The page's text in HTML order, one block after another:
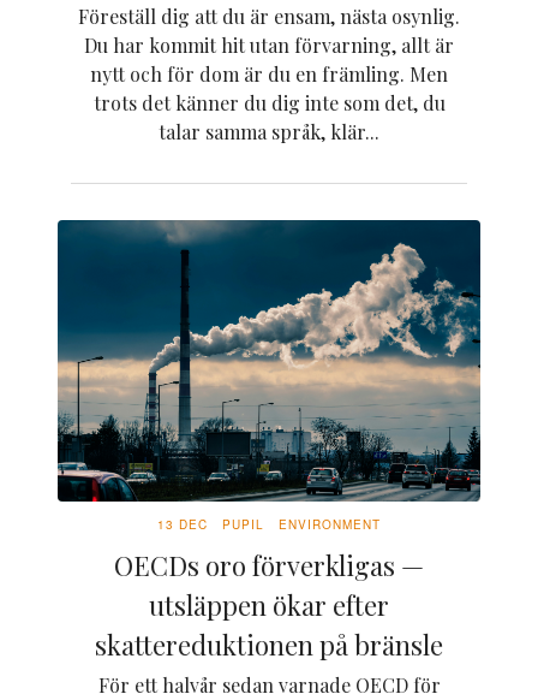
Föreställ dig att du är ensam, nästa osynlig.
Du har kommit hit utan förvarning, allt är
nytt och för dom är du en främling. Men
trots det känner du dig inte som det, du
talar samma språk, klär...
13 DEC PUPIL ENVIRONMENT
OECDs oro förverkligas —
utsläppen ökar efter
skattereduktionen på bränsle
För ett halvår sedan varnade OECD för